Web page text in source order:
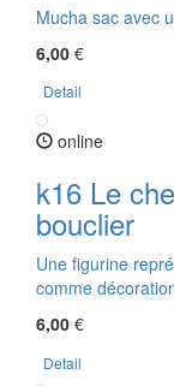
Mucha sac avec
6,00 €
Detail
online
k16 Le
bouclier
Une figurine
comme
6,00 €
Detail